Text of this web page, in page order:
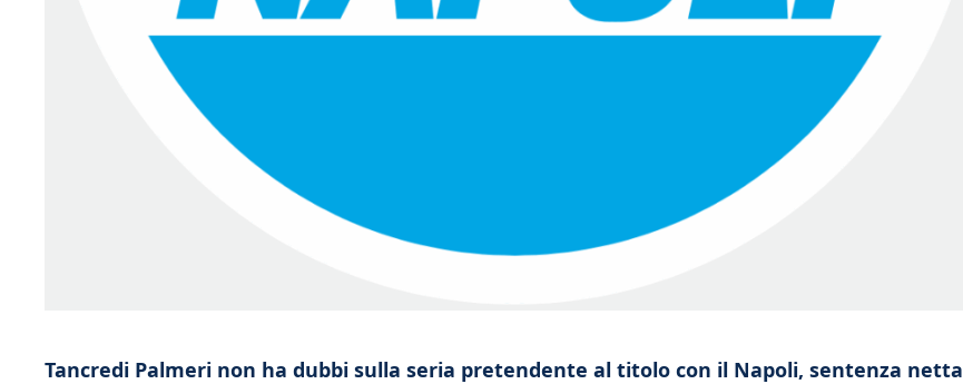
Tancredi Palmeri non ha dubbi sulla seria pretendente al titolo con il Napoli, sentenza netta